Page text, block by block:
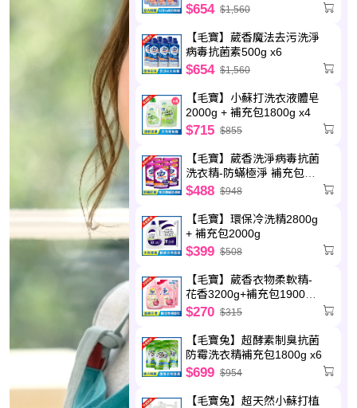
$654 $1,560
【毛寶】葳香魔法去污洗淨
病毒抗菌素500g x6
$654 $1,560
【毛寶】小蘇打洗衣液體皂
2000g + 補充包1800g x4
$715 $855
【毛寶】葳香洗淨病毒抗菌
洗衣精-防蟎極淨 補充包
2000g x6
$488 $948
【毛寶】環保冷洗精2800g
+ 補充包2000g
$399 $508
【毛寶】葳香衣物柔軟精-
花香3200g+補充包1900g
x2
$270 $315
【毛寶兔】超酵素制臭抗菌
防霉洗衣精補充包1800g x6
$699 $954
【毛寶兔】超天然小蘇打植